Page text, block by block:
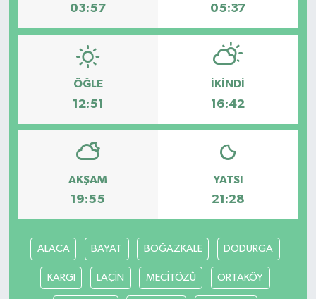
03:57 05:37
ÖĞLE
12:51
İKINDI
16:42
AKŞAM
19:55
YATSI
21:28
ALACA BAYAT BOĞAZKALE DODURGA
KARGI LAÇİN MECİTÖZÜ ORTAKÖY